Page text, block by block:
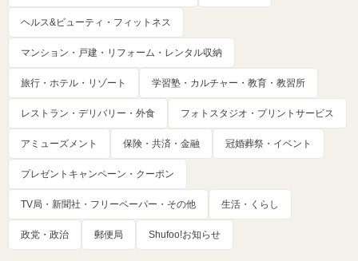
ヘルス&ビューティ・フィットネス
マンション・戸建・リフォーム・レンタル収納
旅行・ホテル・リゾート 学習塾・カルチャー・教育・教習所
レストラン・デリバリー・外食 フォトスタジオ・プリントサービス
アミューズメント 保険・共済・金融 冠婚葬祭・イベント
プレゼントキャンペーン・クーポン
TV局・新聞社・フリーペーパー・その他 生活・くらし
政党・政治 郵便局 Shufoo!お知らせ